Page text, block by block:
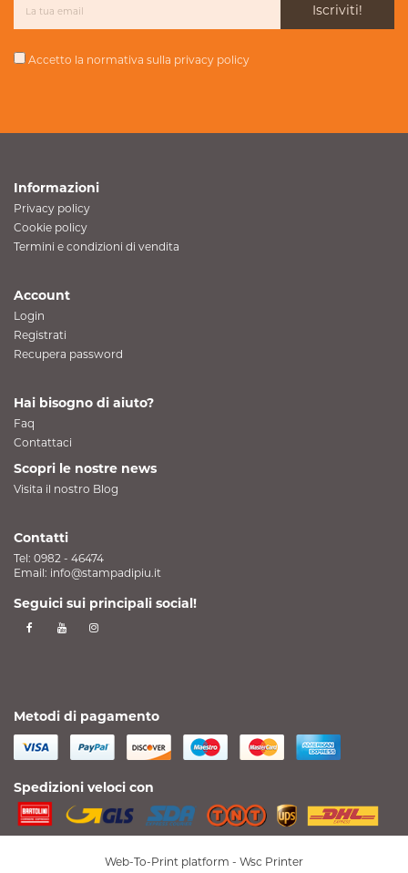
Iscriviti!
Accetto la normativa sulla privacy policy
Informazioni
Privacy policy
Cookie policy
Termini e condizioni di vendita
Account
Login
Registrati
Recupera password
Hai bisogno di aiuto?
Faq
Contattaci
Scopri le nostre news
Visita il nostro Blog
Contatti
Tel: 0982 - 46474
Email: info@stampadipiu.it
Seguici sui principali social!
Metodi di pagamento
Spedizioni veloci con
Web-To-Print platform - Wsc Printer